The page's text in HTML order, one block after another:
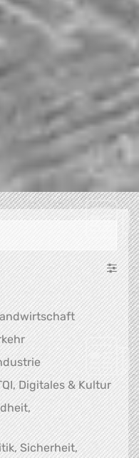
Klima, Umwelt,
Wirtschaft,
Digitales & Kultur
öffentliche Gesundheit,
Sicherheit,